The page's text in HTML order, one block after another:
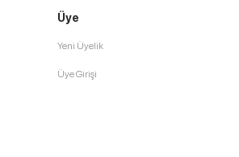
Üye
Yeni Üyelik
Üye Girişi